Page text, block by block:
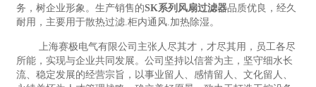
务，树企业形象。生产销售的SK系列风扇过滤器品质优良，经久
耐用，主要用于散热过滤.柜内通风.加热除湿。
上海赛极电气有限公司主张人尽其才，才尽其用，员工各尽
所能，实现与企业共同发展。公司坚持以信誉为主，坚守细水长
流、稳定发展的经营宗旨，以事业留人、感情留人、文化留人、